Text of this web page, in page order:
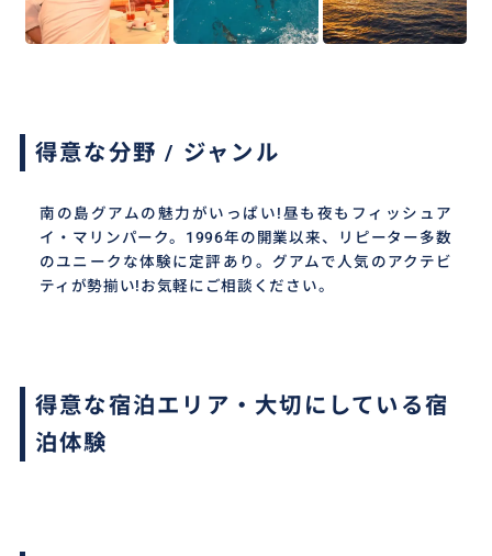
得意な分野 / ジャンル
南の島グアムの魅力がいっぱい!昼も夜もフィッシュア
イ・マリンパーク。1996年の開業以来、リピーター多数
のユニークな体験に定評あり。グアムで人気のアクテビ
ティが勢揃い!お気軽にご相談ください。
得意な宿泊エリア・大切にしている宿
泊体験